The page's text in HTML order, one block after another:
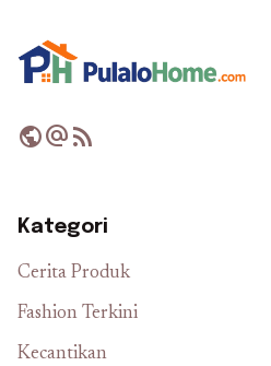
publicalternate_emailrss_feed
Kategori
Cerita Produk
Fashion Terkini
Kecantikan